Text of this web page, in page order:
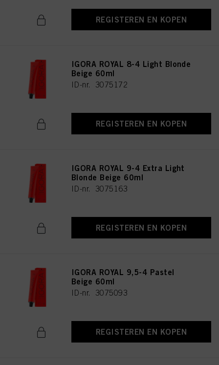
REGISTEREN EN KOPEN
IGORA ROYAL 8-4 Light Blonde
Beige 60ml
ID-nr. 3075172
REGISTEREN EN KOPEN
IGORA ROYAL 9-4 Extra Light
Blonde Beige 60ml
ID-nr. 3075163
REGISTEREN EN KOPEN
IGORA ROYAL 9,5-4 Pastel
Beige 60ml
ID-nr. 3075093
REGISTEREN EN KOPEN